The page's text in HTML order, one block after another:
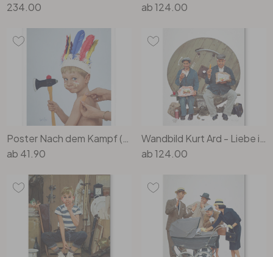
234.00
ab124.00
ab 41.90
ab124.00